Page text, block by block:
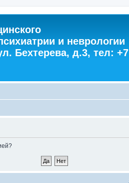
и неврологии
Бехтерева, д.3, тел: +7